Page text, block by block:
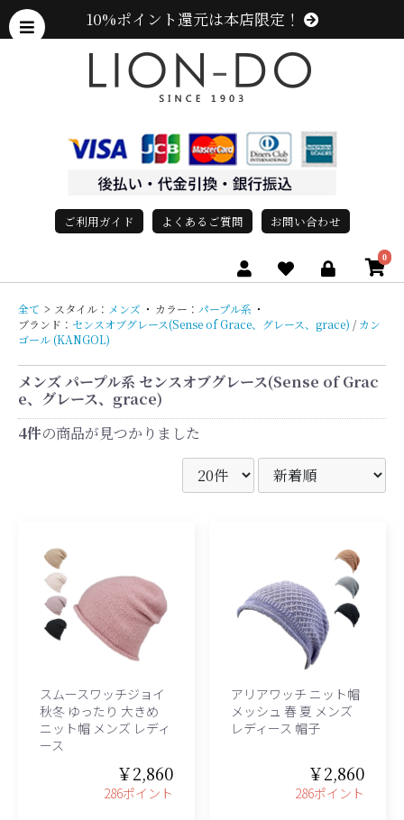
10%ポイント還元は本店限定！
ご利用ガイド よくあるご質問 お問い合わせ
0
全て > スタイル： メンズ ・ カラー： パープル系 ・
ブランド： センスオブグレース(Sense of Grace、グレース、grace) / カン
ゴール (KANGOL)
メンズ パープル系 センスオブグレース(Sense of Grac
e、グレース、grace)
4件の商品が見つかりました
スムースワッチジョイ
秋冬 ゆったり 大きめ
ニット帽 メンズ レディ
ース
￥2,860
286ポイント
アリアワッチ ニット帽
メッシュ 春 夏 メンズ
レディース 帽子
￥2,860
286ポイント
グレース、grace)